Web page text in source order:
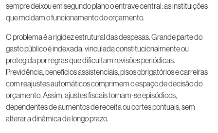
sempre deixou em segundo plano o entrave central: as instituições
que moldam o funcionamento do orçamento.
O problema é a rigidez estrutural das despesas. Grande parte do
gasto público é indexada, vinculada constitucionalmente ou
protegida por regras que dificultam revisões periódicas.
Previdência, benefícios assistenciais, pisos obrigatórios e carreiras
com reajustes automáticos comprimem o espaço de decisão do
orçamento. Assim, ajustes fiscais tornam-se episódicos,
dependentes de aumentos de receita ou cortes pontuais, sem
alterar a dinâmica de longo prazo.